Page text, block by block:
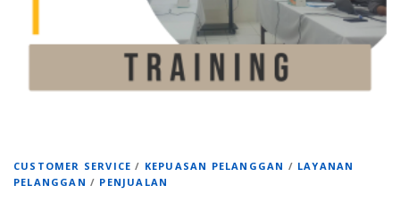
CUSTOMER SERVICE / KEPUASAN PELANGGAN / LAYANAN
PELANGGAN / PENJUALAN